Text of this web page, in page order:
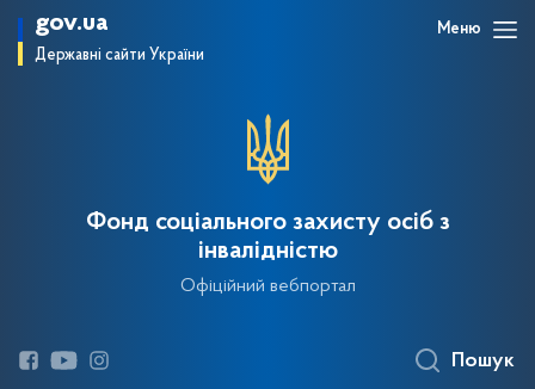
gov.ua
Державні сайти України
Меню
Фонд соціального захисту осіб з
інвалідністю
Офіційний вебпортал
Пошук